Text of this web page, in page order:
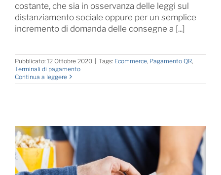
costante, che sia in osservanza delle leggi sul
distanziamento sociale oppure per un semplice
incremento di domanda delle consegne a [...]
Pubblicato: 12 Ottobre 2020 Tags: Ecommerce, Pagamento QR,
Terminali di pagamento
Continua a leggere